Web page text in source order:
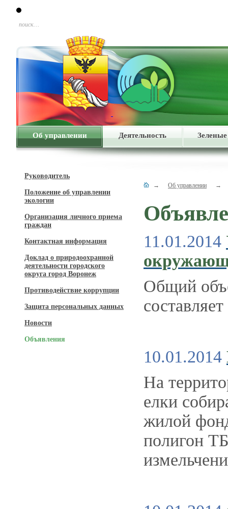
поиск…
Об управлении Деятельность
Руководитель
Положение об управлении
экологии
Организация личного приема
граждан
Контактная информация
Доклад о природоохранной
деятельности городского
округа город Воронеж
Противодействие коррупции
Защита персональных данных
Новости
Объявления
→ Об управлении →
11.01.2014
Общий
10.01.2014
На
елки
жилой
полигон